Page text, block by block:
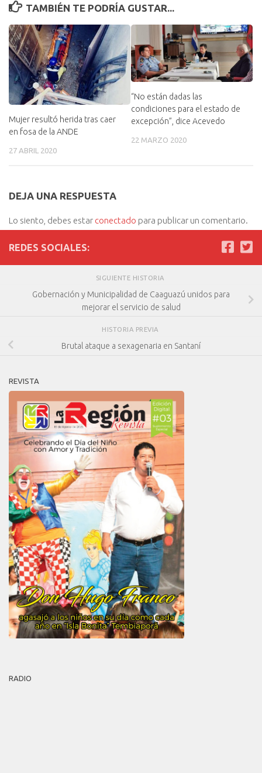
TAMBIÉN TE PODRÍA GUSTAR...
Mujer resultó herida tras caer
en fosa de la ANDE
27 ABRIL 2020
“No están dadas las
condiciones para el estado de
excepción”, dice Acevedo
22 MARZO 2020
DEJA UNA RESPUESTA
Lo siento, debes estar conectado para publicar un comentario.
REDES SOCIALES:
SIGUIENTE HISTORIA
Gobernación y Municipalidad de Caaguazú unidos para
mejorar el servicio de salud
HISTORIA PREVIA
Brutal ataque a sexagenaria en Santaní
REVISTA
RADIO